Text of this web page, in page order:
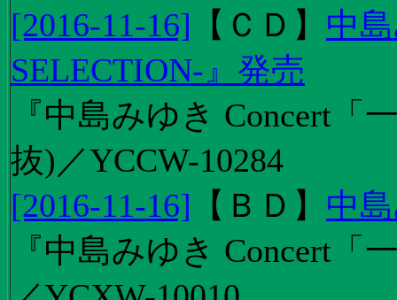
[2016-11-16] 【 ＣＤ 】 中
SELECTION-』発売
『中島みゆき Concert
抜)／YCCW-10284
[2016-11-16] 【 ＢＤ 】 中
『中島みゆき Concert